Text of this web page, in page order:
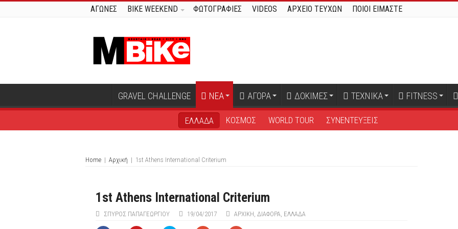
ΑΓΩΝΕΣ BIKE WEEKEND ΦΩΤΟΓΡΑΦΙΕΣ VIDEOS ΑΡΧΕΙΟ ΤΕΥΧΩΝ ΠΟΙΟΙ ΕΙΜΑΣΤΕ
GRAVEL CHALLENGE ΝΕΑ ΑΓΟΡΑ ΔΟΚΙΜΕΣ ΤΕΧΝΙΚΑ FITNESS
ΕΛΛΑΔΑ ΚΟΣΜΟΣ WORLD TOUR ΣΥΝΕΝΤΕΥΞΕΙΣ
Home | Αρχική | 1st Athens International Criterium
1st Athens International Criterium
ΣΠΎΡΟΣ ΠΑΠΑΓΕΩΡΓΊΟΥ 19/04/2017 ΑΡΧΙΚΉ, ΔΙΆΦΟΡΑ, ΕΛΛΑΔΑ